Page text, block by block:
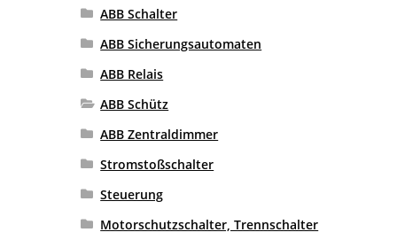
ABB Schalter
ABB Sicherungsautomaten
ABB Relais
ABB Schütz
ABB Zentraldimmer
Stromstoßschalter
Steuerung
Motorschutzschalter, Trennschalter